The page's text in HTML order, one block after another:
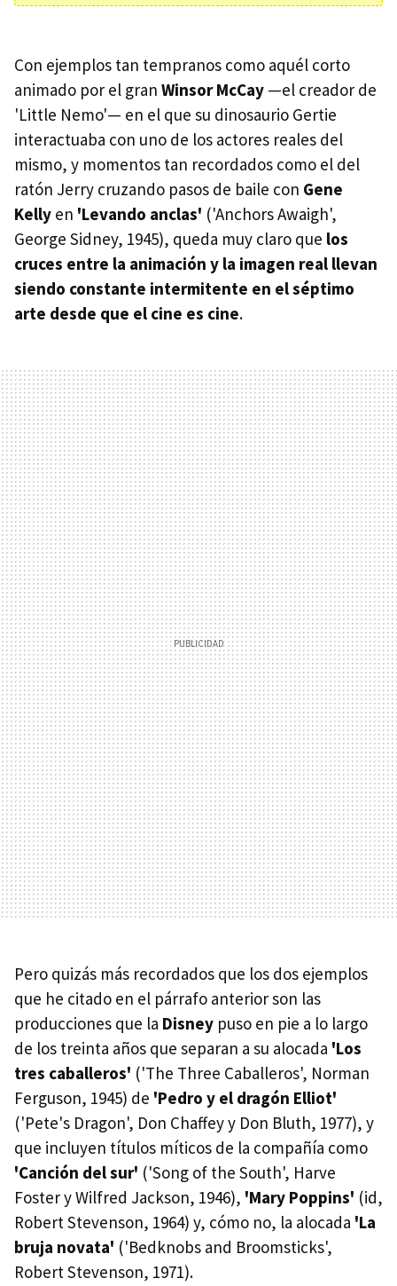
Con ejemplos tan tempranos como aquél corto
animado por el gran Winsor McCay —el creador de
'Little Nemo'— en el que su dinosaurio Gertie
interactuaba con uno de los actores reales del
mismo, y momentos tan recordados como el del
ratón Jerry cruzando pasos de baile con Gene
Kelly en 'Levando anclas' ('Anchors Awaigh',
George Sidney, 1945), queda muy claro que los
cruces entre la animación y la imagen real llevan
siendo constante intermitente en el séptimo
arte desde que el cine es cine.
Pero quizás más recordados que los dos ejemplos
que he citado en el párrafo anterior son las
producciones que la Disney puso en pie a lo largo
de los treinta años que separan a su alocada 'Los
tres caballeros' ('The Three Caballeros', Norman
Ferguson, 1945) de 'Pedro y el dragón Elliot'
('Pete's Dragon', Don Chaffey y Don Bluth, 1977), y
que incluyen títulos míticos de la compañía como
'Canción del sur' ('Song of the South', Harve
Foster y Wilfred Jackson, 1946), 'Mary Poppins' (id,
Robert Stevenson, 1964) y, cómo no, la alocada 'La
bruja novata' ('Bedknobs and Broomsticks',
Robert Stevenson, 1971).